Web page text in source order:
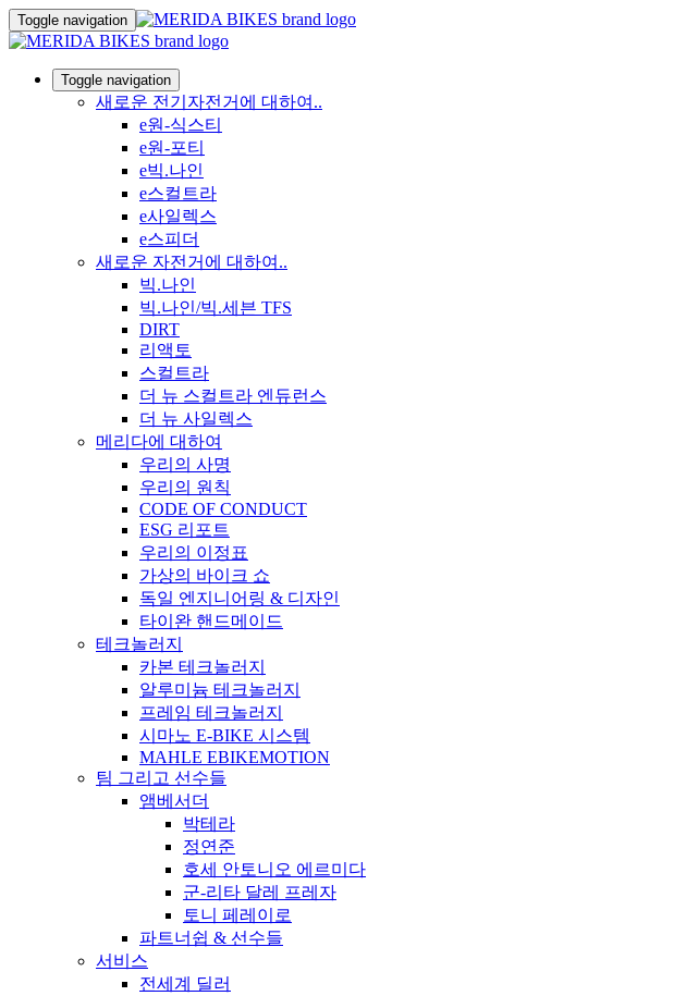
Toggle navigation
Toggle navigation
새로운 전기자전거에 대하여..
e원-식스티
e원-포티
e빅.나인
e스컬트라
e사일렉스
e스피더
새로운 자전거에 대하여..
빅.나인
빅.나인/빅.세븐 TFS
DIRT
리액토
스컬트라
더 뉴 스컬트라 엔듀런스
더 뉴 사일렉스
메리다에 대하여
우리의 사명
우리의 원칙
CODE OF CONDUCT
ESG 리포트
우리의 이정표
가상의 바이크 쇼
독일 엔지니어링 & 디자인
타이완 핸드메이드
테크놀러지
카본 테크놀러지
알루미늄 테크놀러지
프레임 테크놀러지
시마노 E-BIKE 시스템
MAHLE EBIKEMOTION
팀 그리고 선수들
앰베서더
박테라
정연준
호세 안토니오 에르미다
군-리타 달레 프레자
토니 페레이로
파트너쉽 & 선수들
서비스
전세계 딜러